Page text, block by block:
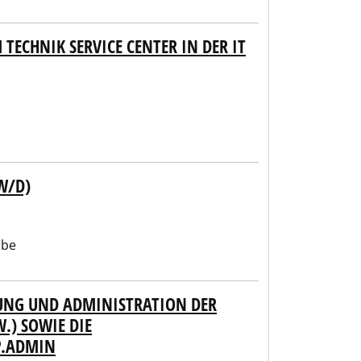
SERVICE CENTER IN DER IT
D)
UND ADMINISTRATION DER
SOWIE DIE